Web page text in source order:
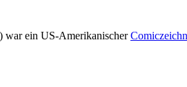
war ein US-Amerikanischer